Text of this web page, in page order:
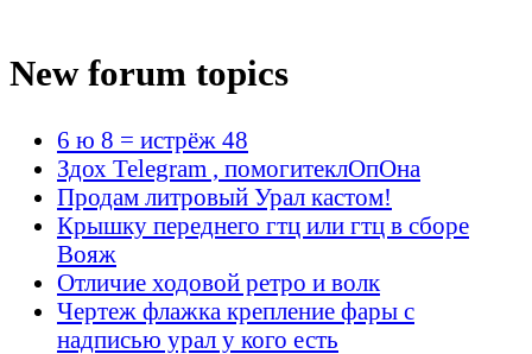
New forum topics
6 ю 8 = истрёж 48
Здох Telegram , помогитеклОпОна
Продам литровый Урал кастом!
Крышку переднего гтц или гтц в сборе
Вояж
Отличие ходовой ретро и волк
Чертеж флажка крепление фары с
надписью урал у кого есть